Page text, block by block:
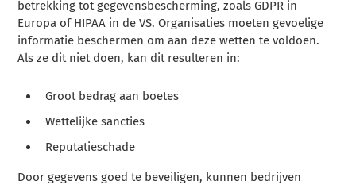
betrekking tot gegevensbescherming, zoals GDPR in
Europa of HIPAA in de VS. Organisaties moeten gevoelige
informatie beschermen om aan deze wetten te voldoen.
Als ze dit niet doen, kan dit resulteren in:
Groot bedrag aan boetes
Wettelijke sancties
Reputatieschade
Door gegevens goed te beveiligen, kunnen bedrijven